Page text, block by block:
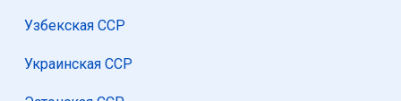
Узбекская ССР
Украинская ССР